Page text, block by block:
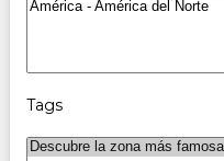
Tags